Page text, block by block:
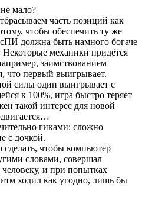
мало?
часть позиций как
чтобы обеспечить ту же
должна быть намного богаче
механики придётся
заимствованием
что первый выигрывает.
силы один выигрывает с
к 100%, игра быстро теряет
такой интерес для новой
гиками: сложно
с дочкой.
чтобы компьютер
словами, совершал
и при попытках
ходил как угодно, лишь бы